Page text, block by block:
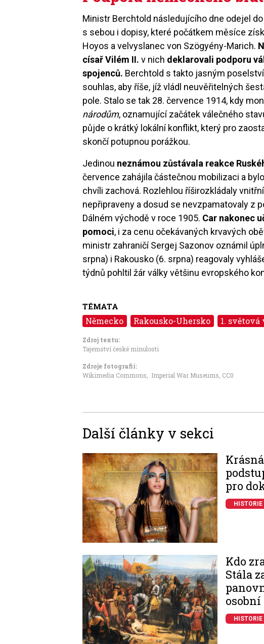
Ministr Berchtold následujícího dne odejel
s sebou i dopisy, které počátkem měsíce
Hoyos a velvyslanec von Szögyény-Marich.
císař Vilém II.v nich deklarovali podporu
spojenců. Berchtold s takto jasným
souhlas, aby říše, jíž vládl neuvěřitelných
pole. Stalo se tak 28. července 1914, kdy
národům, oznamující začátek válečného
půjde o krátký lokální konflikt, který pro
skončí potupnou porážkou.
Jedinou neznámou zůstávala reakce
července zahájila částečnou mobilizaci a
chvíli zachová. Rozlehlou říširozkládaly
nepřipraveny a dosud se nevzpamatovaly z
Dálném východě v roce 1905. Car nakonec
pomoci, i za cenu očekávaných krvavých
ministr zahraničí Sergej Sazonov oznámil
srpna) i Rakousko (6. srpna) reagovaly
týdnů pohltil žár války většinu evropského
TÉMATA
Německo Rakousko-Uhersko 1. světová
Zdroj textu:
Tajemství české minulosti
Zdroje fotografii:
Wikimedia Commons, Imperial War Museums CC0
Další články v sekci
Image
pro
HISTORIE
Image
Kdo
Stála
osobní
HISTORIE